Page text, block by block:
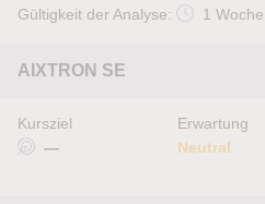
Gültigkeit der Analyse:
1 Woche
AIXTRON SE
Kursziel
—
Erwartung
Neutral